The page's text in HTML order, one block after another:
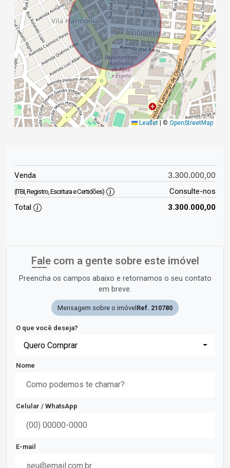
Leaflet | © OpenStreetMap
Venda 3.300.000,00
(ITBI, Registro, Escritura e Certidões)
Consulte-nos
Total
3.300.000,00
Fale com a gente sobre este imóvel
Preencha os campos abaixo e retornamos o seu contato
em breve.
Mensagem sobre o imóvelRef. 210780
O que você deseja?
Quero Comprar
Nome
Celular / WhatsApp
E-mail